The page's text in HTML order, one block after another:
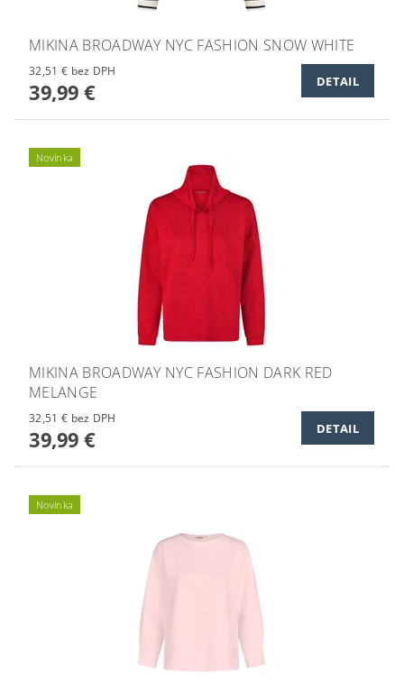
MIKINA BROADWAY NYC FASHION SNOW WHITE
32,51 € bez DPH
39,99 € DETAIL
Novinka
MIKINA BROADWAY NYC FASHION DARK RED
MELANGE
32,51 € bez DPH
39,99 € DETAIL
Novinka